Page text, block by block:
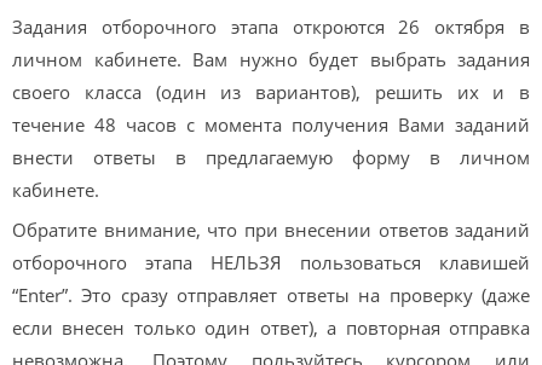
Задания отборочного этапа откроются 26 октября в
личном кабинете. Вам нужно будет выбрать задания
своего класса (один из вариантов), решить их и в
течение 48 часов с момента получения Вами заданий
внести ответы в предлагаемую форму в личном
кабинете.
Обратите внимание, что при внесении ответов заданий
отборочного этапа НЕЛЬЗЯ пользоваться клавишей
“Enter”. Это сразу отправляет ответы на проверку (даже
если внесен только один ответ), а повторная отправка
невозможна. Поэтому пользуйтесь курсором или